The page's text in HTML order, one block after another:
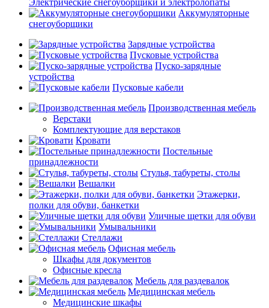
Электрические снегоуборщики и электролопаты
Аккумуляторные
снегоуборщики
Зарядные устройства
Пусковые устройства
Пуско-зарядные
устройства
Пусковые кабели
Производственная мебель
Верстаки
Комплектующие для верстаков
Кровати
Постельные
принадлежности
Стулья, табуреты, столы
Вешалки
Этажерки,
полки для обуви, банкетки
Уличные щетки для обуви
Умывальники
Стеллажи
Офисная мебель
Шкафы для документов
Офисные кресла
Мебель для раздевалок
Медицинская мебель
Медицинские шкафы